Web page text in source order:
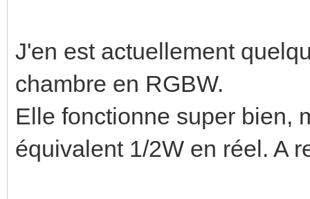
J'en est actuellement
chambre en RGBW.
Elle fonctionne super bien,
équivalent 1/2W en réel. A